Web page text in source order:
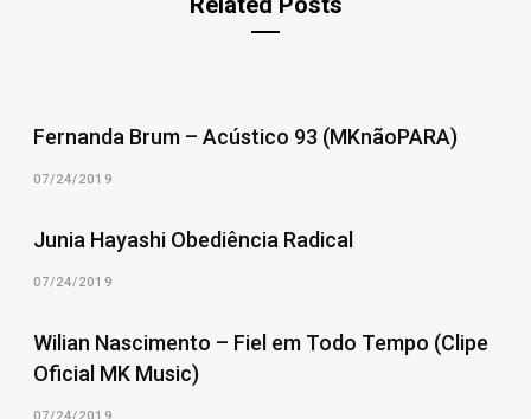
Fernanda Brum – Acústico 93 (MKnãoPARA)
07/24/2019
Junia Hayashi Obediência Radical
07/24/2019
Wilian Nascimento – Fiel em Todo Tempo (Clipe
Oficial MK Music)